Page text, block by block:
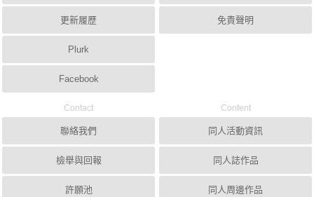
更新履歷
Plurk
Facebook
免責聲明
Contact
聯絡我們
檢舉與回報
許願池
Content
同人活動資訊
同人誌作品
同人周邊作品